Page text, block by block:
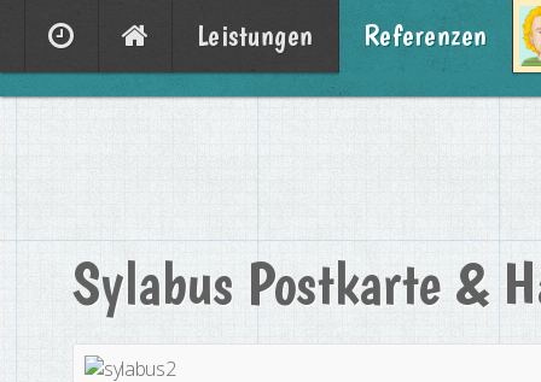
Leistungen Referenzen
Sylabus Postkarte &